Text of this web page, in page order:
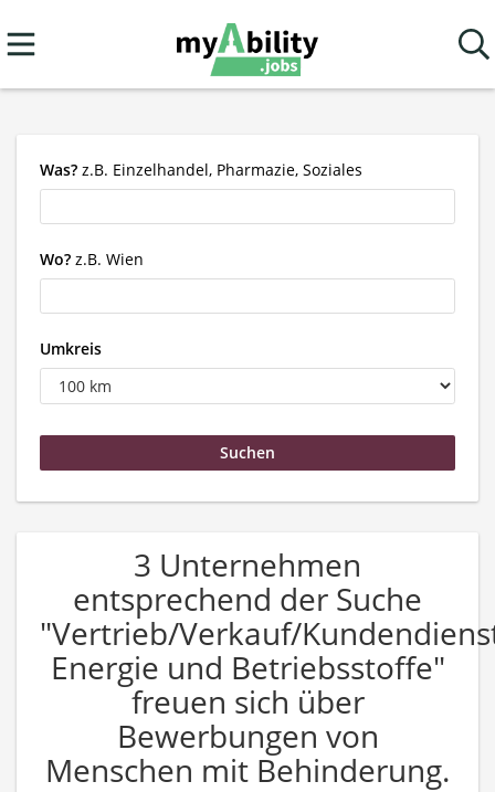
Was? z.B. Einzelhandel, Pharmazie, Soziales
Wo? z.B. Wien
Umkreis
3 Unternehmen
entsprechend der Suche
"Vertrieb/Verkauf/
Energie und Betriebsstoffe"
freuen sich über
Bewerbungen von
Menschen mit Behinderung.